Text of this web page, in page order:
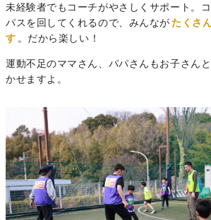
未経験者でもコーチがやさしくサポート。
パスを回してくれるので、みんなが たくさ
す 。だから楽しい！
運動不足のママさん、パパさんもお子さん
かせますよ。